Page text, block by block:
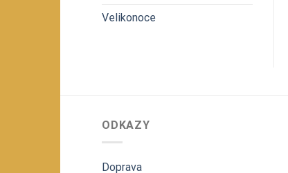
Velikonoce
ODKAZY
Doprava